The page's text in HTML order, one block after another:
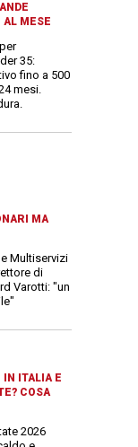
AL MESE
35:
fino a 500
mesi.
MA
Multiservizi
di
Varotti: "un
IN ITALIA E
COSA
2026